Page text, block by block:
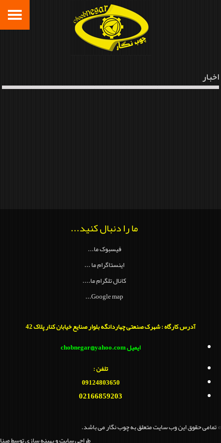
اخبار
ما را دنبال کنید...
فیسبوک ما...
اینستاگرام ما ...
کانال تلگرام ما....
Google map...
آدرس کارگاه : شهرک صنعتی چهاردانگه بلوار صنایع خیابان کنار پلاک 42
ایمیل chobnegar@yahoo.com
تلفن :
09124803650
02166859203
© تمامی حقوق این وب سایت متعلق به چوب نگار می باشد.
طراحي سايت و بهينه سازي توسط مبنا